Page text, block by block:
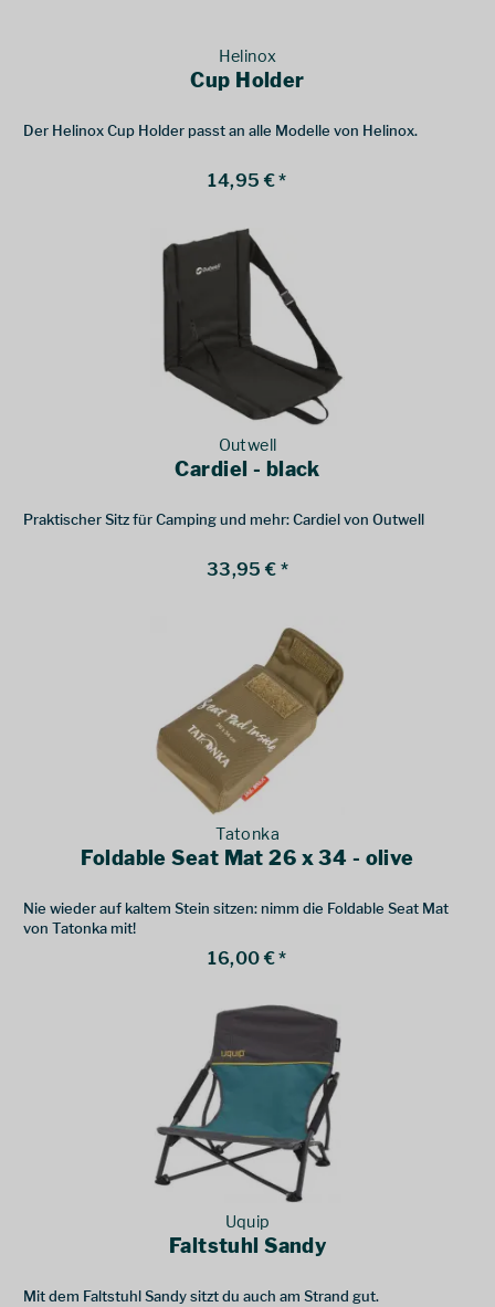
Helinox
Cup Holder
Der Helinox Cup Holder passt an alle Modelle von Helinox.
14,95 € *
Outwell
Cardiel - black
Praktischer Sitz für Camping und mehr: Cardiel von Outwell
33,95 € *
Tatonka
Foldable Seat Mat 26 x 34 - olive
Nie wieder auf kaltem Stein sitzen: nimm die Foldable Seat Mat
von Tatonka mit!
16,00 € *
Uquip
Faltstuhl Sandy
Mit dem Faltstuhl Sandy sitzt du auch am Strand gut.